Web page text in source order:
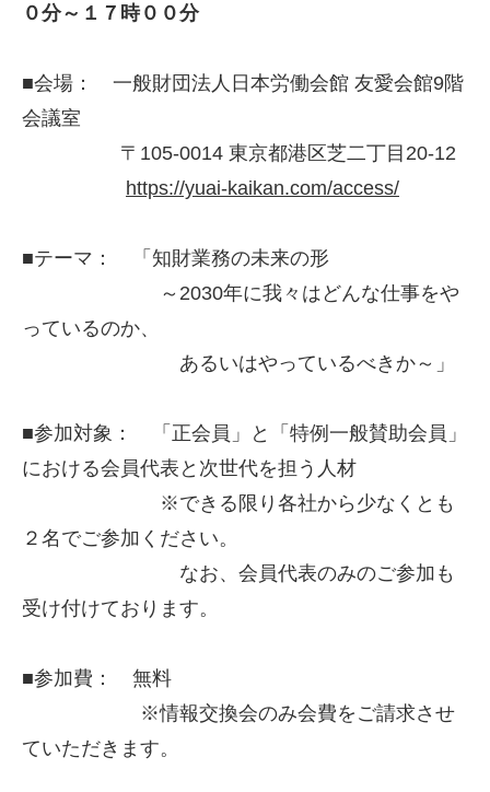
０分～１７時００分
■会場： 一般財団法人日本労働会館 友愛会館9階
会議室
〒105-0014 東京都港区芝二丁目20-12
https://yuai-kaikan.com/access/
■テーマ： 「知財業務の未来の形
～2030年に我々はどんな仕事をや
っているのか、
あるいはやっているべきか～」
■参加対象： 「正会員」と「特例一般賛助会員」
における会員代表と次世代を担う人材
※できる限り各社から少なくとも
２名でご参加ください。
なお、会員代表のみのご参加も
受け付けております。
■参加費： 無料
※情報交換会のみ会費をご請求させ
ていただきます。